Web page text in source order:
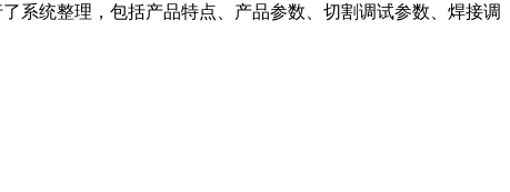
系统整理，包括产品特点、产品参数、切割调试参数、焊接调